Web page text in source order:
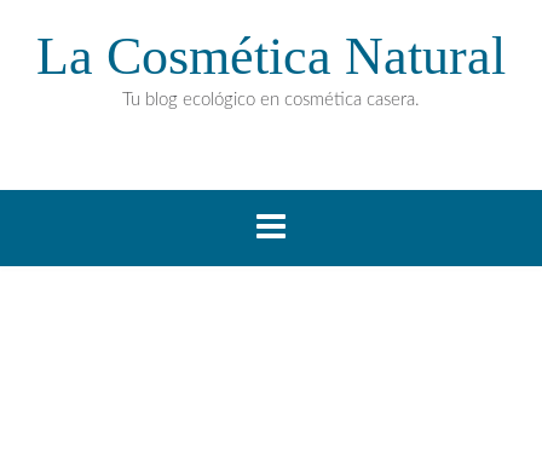
La Cosmética Natural
Tu blog ecológico en cosmética casera.